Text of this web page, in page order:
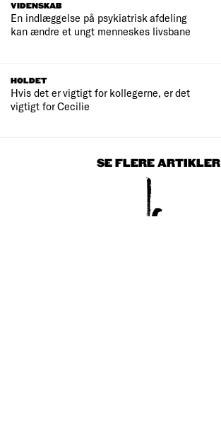
VIDENSKAB
En indlæggelse på psykiatrisk afdeling
kan ændre et ungt menneskes livsbane
HOLDET
Hvis det er vigtigt for kollegerne, er det
vigtigt for Cecilie
SE FLERE ARTIKLER